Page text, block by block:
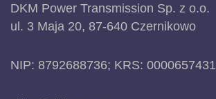
DKM Power Transmission Sp. z o.o.
ul. 3 Maja 20, 87-640 Czernikowo
NIP: 8792688736; KRS: 0000657431